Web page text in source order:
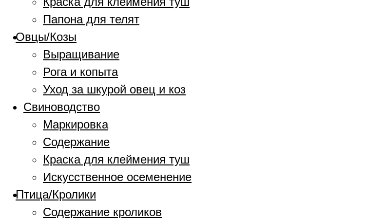
Папона для телят
Овцы/Козы
Выращивание
Рога и копыта
Уход за шкурой овец и коз
Свиноводство
Маркировка
Содержание
Краска для клеймения туш
Искусственное осеменение
Птица/Кролики
Содержание кроликов